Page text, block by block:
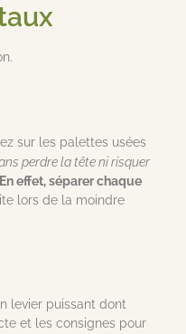
sur les palettes usées
perdre la tête ni risquer
En effet, séparer chaque
lors de la moindre
levier puissant dont
et les consignes pour